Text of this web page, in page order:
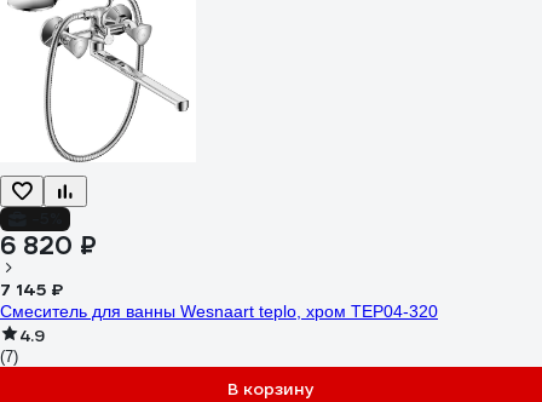
6 820 ₽
7 145 ₽
Смеситель для ванны Wesnaart teplo, хром TEP04-320
4.9
(7)
В корзину